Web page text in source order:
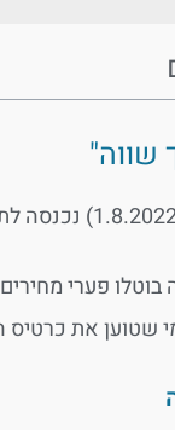
שווה"
פערי
את כרטיס